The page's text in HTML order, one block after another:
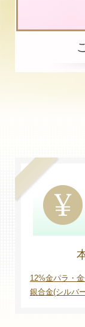
全
2017/08/25
12%金パラ・
銀合金(シルバ